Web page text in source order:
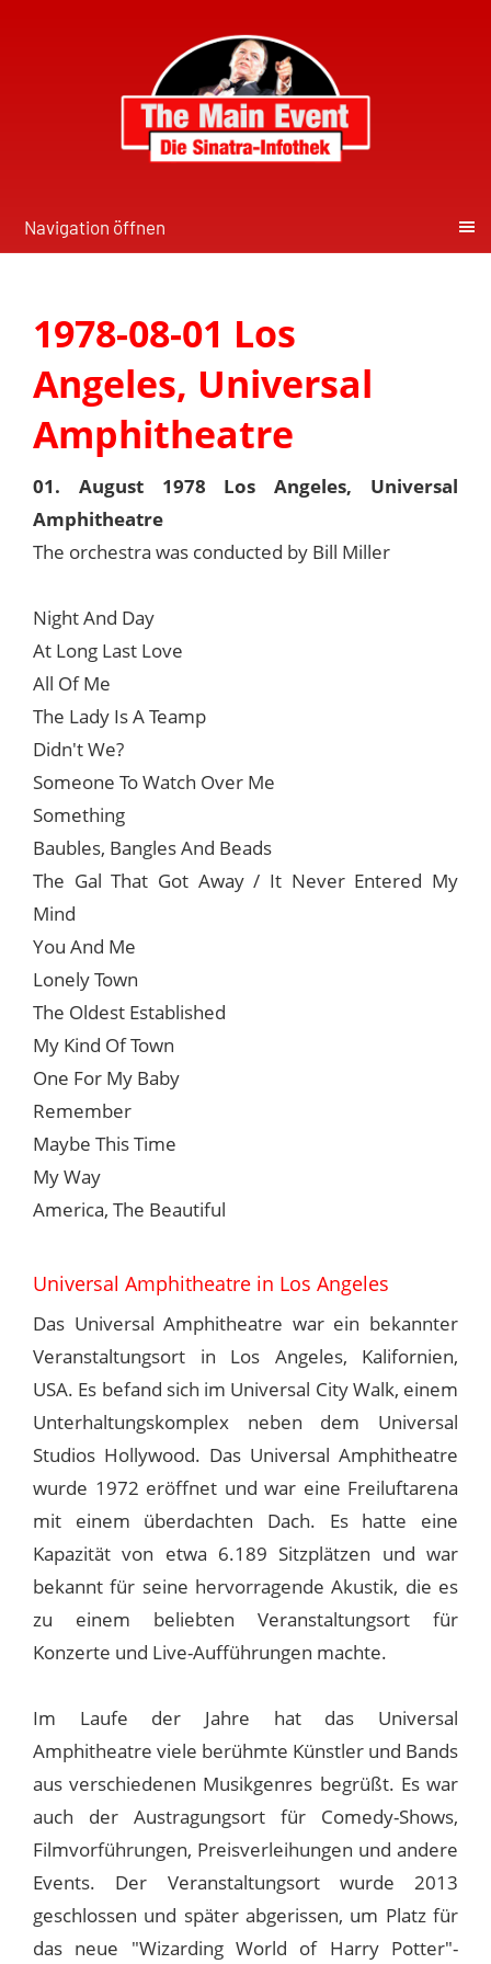
Navigation öffnen
1978-08-01 Los
Angeles, Universal
Amphitheatre
01. August 1978 Los Angeles, Universal
Amphitheatre
The orchestra was conducted by Bill Miller
Night And Day
At Long Last Love
All Of Me
The Lady Is A Teamp
Didn't We?
Someone To Watch Over Me
Something
Baubles, Bangles And Beads
The Gal That Got Away / It Never Entered My
Mind
You And Me
Lonely Town
The Oldest Established
My Kind Of Town
One For My Baby
Remember
Maybe This Time
My Way
America, The Beautiful
Universal Amphitheatre in Los Angeles
Das Universal Amphitheatre war ein bekannter
Veranstaltungsort in Los Angeles, Kalifornien,
USA. Es befand sich im Universal City Walk, einem
Unterhaltungskomplex neben dem Universal
Studios Hollywood. Das Universal Amphitheatre
wurde 1972 eröffnet und war eine Freiluftarena
mit einem überdachten Dach. Es hatte eine
Kapazität von etwa 6.189 Sitzplätzen und war
bekannt für seine hervorragende Akustik, die es
zu einem beliebten Veranstaltungsort für
Konzerte und Live-Aufführungen machte.
Im Laufe der Jahre hat das Universal
Amphitheatre viele berühmte Künstler und Bands
aus verschiedenen Musikgenres begrüßt. Es war
auch der Austragungsort für Comedy-Shows,
Filmvorführungen, Preisverleihungen und andere
Events. Der Veranstaltungsort wurde 2013
geschlossen und später abgerissen, um Platz für
das neue "Wizarding World of Harry Potter"-